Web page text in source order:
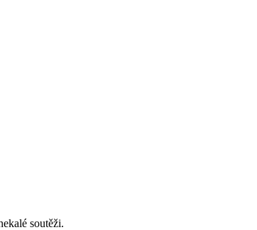
soutěži.